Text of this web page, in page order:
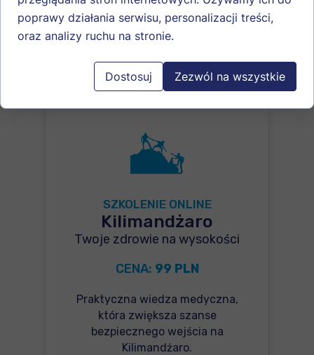
SZKOLENIE ONLINE
Kilimandżaro
Twoje zdrowie na wysokości
CENA: 99 PLN
Praktyczna wiedza medyczna,
która zwiększa szanse
bezpiecznego wejścia na
Kilimandżaro.
Zobacz szczegóły prelekcji >>
poprawy działania serwisu, personalizacji treści,
oraz analizy ruchu na stronie.
Dostosuj Zezwól na wszystkie